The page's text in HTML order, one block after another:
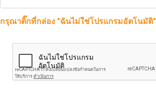
กรุณาติ๊กที่กล่อง "ฉันไม่ใช่โปรแกรมอัตโนมัติ"